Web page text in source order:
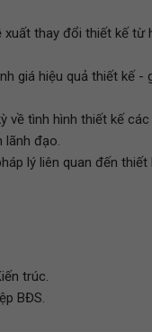
thay đổi thiết kế từ
giá hiệu quả thiết kế -
tình hình thiết kế
lãnh đạo.
lý liên quan đến thiết
trúc.
BĐS.